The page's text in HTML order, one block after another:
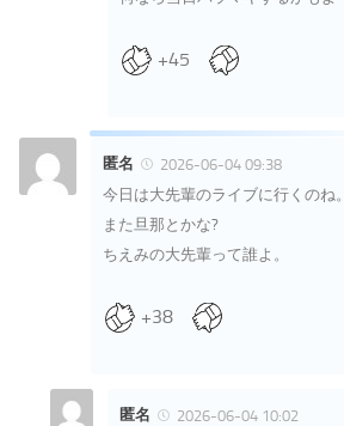
+45
匿名
2026-06-04 09:38
今日は大先輩のライブに行くのね。
また旦那とかな?
ちえみの大先輩って誰よ。
+38
匿名
2026-06-04 10:02